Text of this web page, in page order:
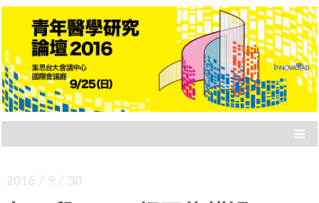
青年醫學研究論壇 2016
專門為「剛起步的醫學研究者」設計的研討會，
各路成績卓著的講者，與你分享四大面向：要不
要讀博士、國際參與、健保資料庫、統合分析。
≡
2016 / 9 / 30